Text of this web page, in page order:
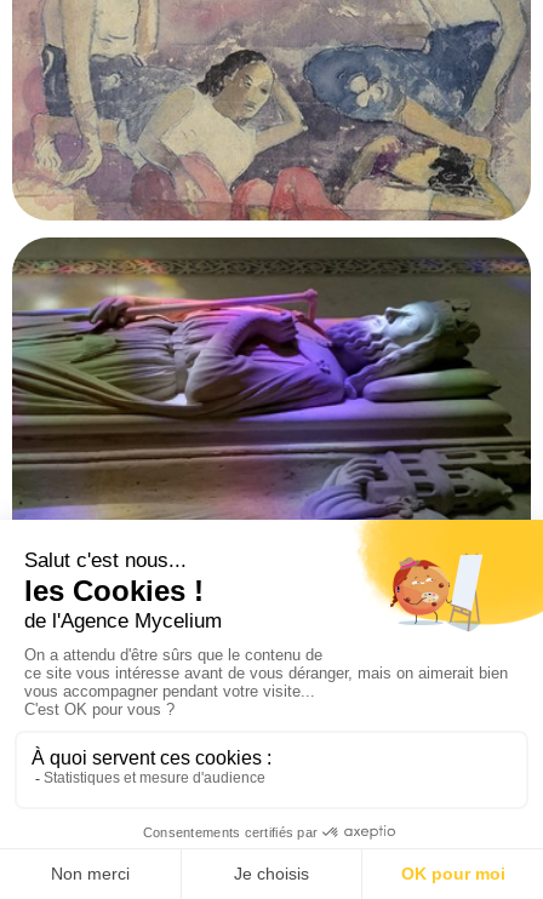
Pavillon des Reptiles
Paris
Espace muséal Paul Gauguin en Polynésie
Tahiti, Polynésie